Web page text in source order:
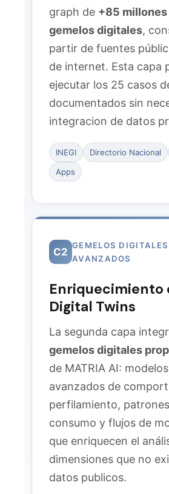
graph de +85 millones
gemelos digitales,
partir de fuentes
de internet. Esta capa
ejecutar los 25 casos
documentados sin
integracion de datos
INEGI Directorio Nacional
Apps
C2
GEMELOS DIGITALES
AVANZADOS
Enriquecimiento
Digital Twins
La segunda capa
gemelos digitales
de MATRIA AI: modelos
avanzados de
perfilamiento,
consumo y flujos de
que enriquecen el
dimensiones que no
datos publicos.